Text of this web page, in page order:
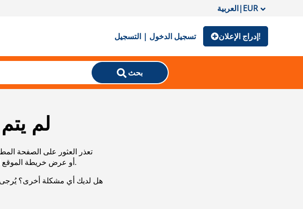
العربية|EUR
تسجيل الدخول | التسجيل إدراج الإعلان!
بحث
لم
تعذر العثور على الصفحة
URL، أو عرض خريطة الموقع الخاصة بنا لمساعدتك في العثور على ما تريد.
هل لديك أي مشكلة أخرى؟ يُرجى